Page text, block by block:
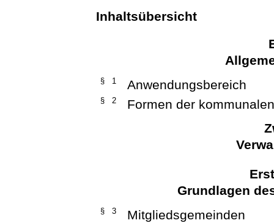
Inhaltsübersicht
§ 1 Anwendungsbereich
§ 2
Formen der
Grundlagen
§ 3 Mitgliedsgemeinden